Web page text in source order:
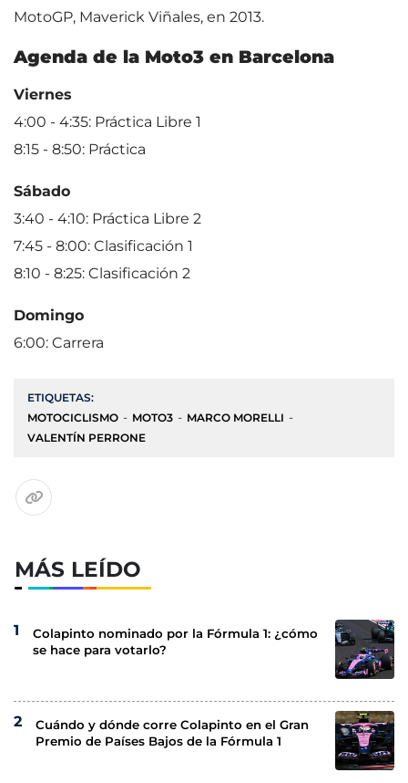
MotoGP, Maverick Viñales, en 2013.
Agenda de la Moto3 en Barcelona
Viernes
4:00 - 4:35: Práctica Libre 1
8:15 - 8:50: Práctica
Sábado
3:40 - 4:10: Práctica Libre 2
7:45 - 8:00: Clasificación 1
8:10 - 8:25: Clasificación 2
Domingo
6:00: Carrera
ETIQUETAS:
MOTOCICLISMO
MOTO3
MARCO MORELLI
VALENTÍN PERRONE
MÁS LEÍDO
Colapinto nominado por la Fórmula 1: ¿cómo
se hace para votarlo?
Cuándo y dónde corre Colapinto en el Gran
Premio de Países Bajos de la Fórmula 1